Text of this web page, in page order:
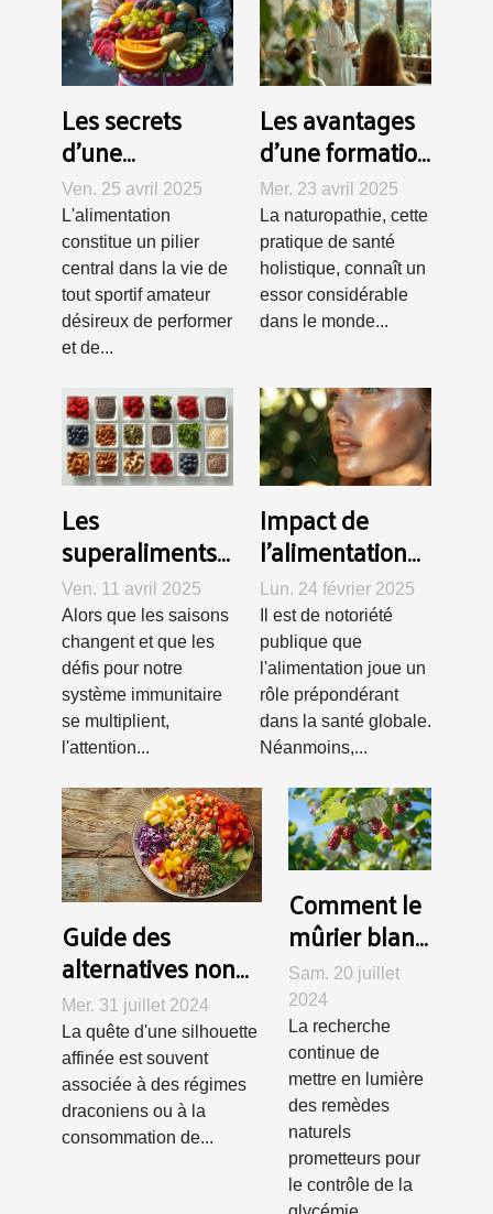
Les secrets
d'une
alimentation
équilibrée pour
les sportifs
amateurs
Ven. 25 avril 2025
L'alimentation
constitue un pilier
central dans la vie de
tout sportif amateur
désireux de performer
et de...
Les avantages
d'une formation
hybride en
naturopathie
Mer. 23 avril 2025
La naturopathie, cette
pratique de santé
holistique, connaît un
essor considérable
dans le monde...
Les
superaliments
à intégrer dans
votre régime
pour booster
votre immunité
Ven. 11 avril 2025
Alors que les saisons
changent et que les
défis pour notre
système immunitaire
se multiplient,
l'attention...
Impact de
l'alimentation
sur la santé de
la peau et la
réduction de la
granulosité
Lun. 24 février 2025
Il est de notoriété
publique que
l'alimentation joue un
rôle prépondérant
dans la santé globale.
Néanmoins,...
Guide des
alternatives non
médicamenteuses
pour maigrir
efficacement
Mer. 31 juillet 2024
La quête d'une silhouette
affinée est souvent
associée à des régimes
draconiens ou à la
consommation de...
Comment le
mûrier blanc
peut aider à
réguler la
glycémie
Sam. 20 juillet
2024
La recherche
continue de
mettre en lumière
des remèdes
naturels
prometteurs pour
le contrôle de la